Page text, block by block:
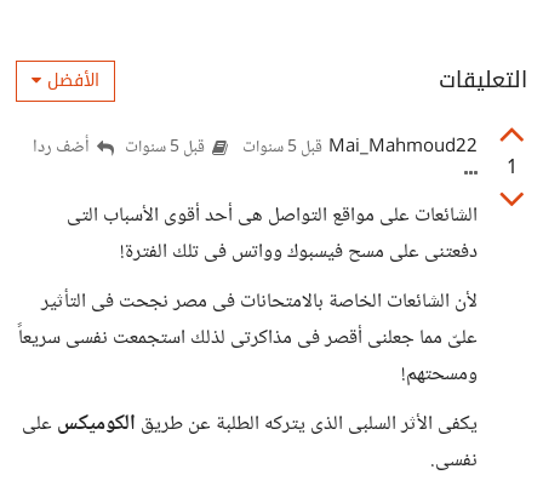
التعليقات الأفضل
1
Mai_Mahmoud22 قبل 5 سنوات قبل 5 سنوات أضف ردا
الشائعات على مواقع التواصل هى أحد أقوى الأسباب التى
دفعتنى على مسح فيسبوك وواتس فى تلك الفترة!
لأن الشائعات الخاصة بالامتحانات فى مصر نجحت فى التأثير
علىّ مما جعلنى أقصر فى مذاكرتى لذلك استجمعت نفسى سريعاً
ومسحتهم!
يكفى الأثر السلبى الذى يتركه الطلبة عن طريق الكوميكس على
نفسى.